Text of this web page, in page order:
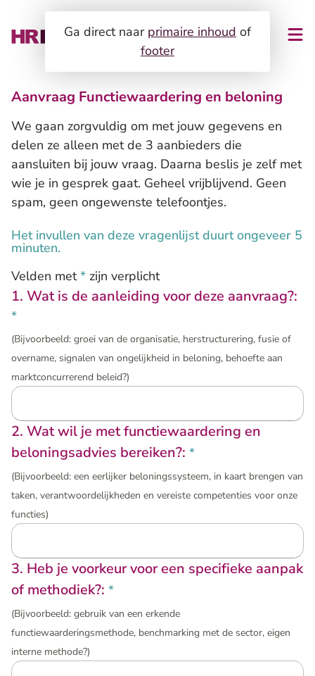
Ga direct naar primaire inhoud of
footer
HR-verplichtingen
HR-ondersteuning
Organisatie en ontwikkeling
Zo werkt het!
Expertises
Loopbaanontwikkeling en assessments
Duurzame inzetbaarheid en vitaliteit
HR-dienstverlening
Voor dienstverleners
Blog
Over ons
Contact
Aanvraag Functiewaardering en beloning
We gaan zorgvuldig om met jouw gegevens en
delen ze alleen met de 3 aanbieders die
aansluiten bij jouw vraag. Daarna beslis je zelf met
wie je in gesprek gaat. Geheel vrijblijvend. Geen
spam, geen ongewenste telefoontjes.
Het invullen van deze vragenlijst duurt ongeveer 5
minuten.
Velden met* zijn verplicht
1. Wat is de aanleiding voor deze aanvraag?:
*
(Bijvoorbeeld: groei van de organisatie, herstructurering, fusie of
overname, signalen van ongelijkheid in beloning, behoefte aan
marktconcurrerend beleid?)
2. Wat wil je met functiewaardering en
beloningsadvies bereiken?: *
(Bijvoorbeeld: een eerlijker beloningssysteem, in kaart brengen van
taken, verantwoordelijkheden en vereiste competenties voor onze
functies)
3. Heb je voorkeur voor een specifieke aanpak
of methodiek?: *
(Bijvoorbeeld: gebruik van een erkende
functiewaarderingsmethode, benchmarking met de sector, eigen
interne methode?)